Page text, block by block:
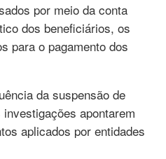
por meio da conta
dos beneficiários, os
para o pagamento dos
da suspensão de
apontarem
aplicados por entidades